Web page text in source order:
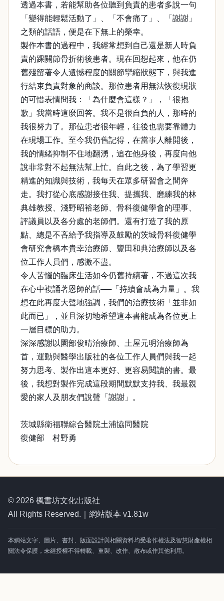
透過本書，若能幫助各位聽到負責的患者多說一句
「變得能輕鬆活動了」、「不會痛了」、「謝謝」
之類的話語，便是在下無上的榮幸。
製作本書的過程中，我經常想到自己還是新人時負
責的踝關節骨折術後患者。現在回想起來，他在仍
舊殘留著令人遺憾程度的關節攣縮狀態下，與我進
行結束負責對象的商談。那位患者用無法恢復現狀
的可惜表情問我：「為什麼會這樣？」，「很抱
歉」我當時這麼回答。我不是很自負的人，那時的
我很努力了。那位患者很年輕，往後也需要靠體力
在現場工作。至今我仍舊記得，在當事人離開後，
我的情緒抑制不住地翻湧，追在他身後，再度向他
說非常對不起無法幫上忙。自此之後，為了學習更
精進的知識與技術，我每天在眾多研習會之間奔
走。我打從心底感謝接住我、提攜我、磨練我的林
典雄教授、淺野昭裕老師、骨科復健學會的理事、
評議員以及各分處的老師們。還有打造了我的原
點、總是不吝給予我指導及鼓勵的茨城骨科復健學
會研究會橋本貴幸治療師、豐田和典治療師以及各
位工作人員們，感激不盡。
令人苦惱的臨床生活如今仍舊持續著，不過這次我
在心中複誦著恩師的話──「持續會成為力量」。我
想在此再度大聲地強調，我們的治療技術「並非如
此而已」，並且深切地希望這本書能成為各位更上
一層目標的助力。
深深感謝以園部俊晴治療師、土屋元明治療師為
首，運動與醫學出版社的各位工作人員們與我一起
努力思考、製作出這本更好、更容易閱讀的書。最
後，我想對製作完成這段期間默默支持我、我最親
愛的家人及朋友們說聲「謝謝」。
茨城縣衛福聯綜合醫院土浦協同醫院
復健部 村野勇
© 2026 楓書坊文化出版社
All Rights Reserved.｜網站版本 v1.81w
本網站文字、圖片、書封、版面設計與相關資料均受著作權法及智慧財產權相
關法令保護，未經授權不得轉載、重製、改作、散布或作其他利用。